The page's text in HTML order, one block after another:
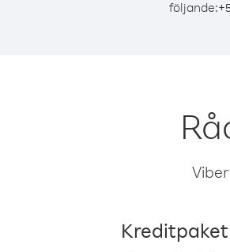
följande:+
Kreditpaket